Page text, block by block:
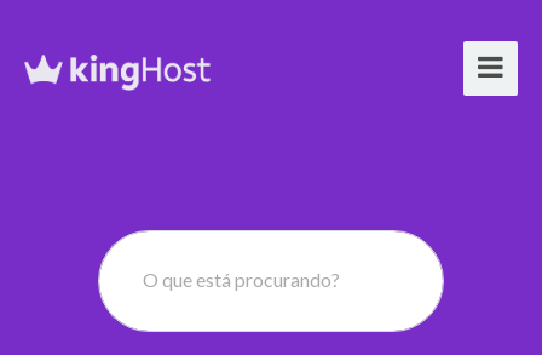
O que está procurando?